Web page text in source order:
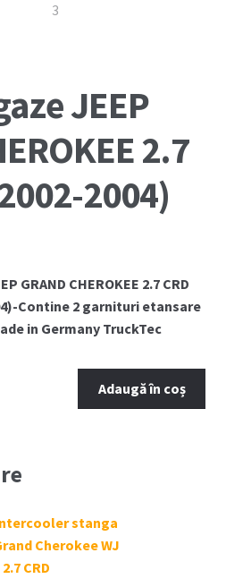
JEEP
2.7
2004)
GRAND CHEROKEE 2.7 CRD
Contine 2 garnituri etansare
in Germany TruckTec
Adaugă în coș